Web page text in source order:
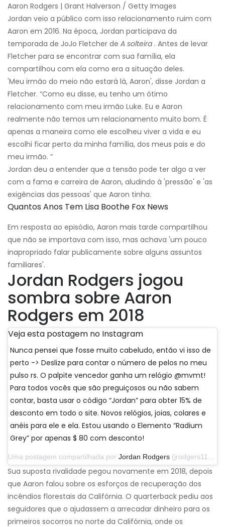
Aaron Rodgers | Grant Halverson / Getty Images
Jordan veio a público com isso relacionamento ruim com
Aaron em 2016. Na época, Jordan participava da
temporada de JoJo Fletcher de A solteira . Antes de levar
Fletcher para se encontrar com sua família, ela
compartilhou com ela como era a situação deles.
'Meu irmão do meio não estará lá, Aaron', disse Jordan a
Fletcher. “Como eu disse, eu tenho um ótimo
relacionamento com meu irmão Luke. Eu e Aaron
realmente não temos um relacionamento muito bom. É
apenas a maneira como ele escolheu viver a vida e eu
escolhi ficar perto da minha família, dos meus pais e do
meu irmão. ”
Jordan deu a entender que a tensão pode ter algo a ver
com a fama e carreira de Aaron, aludindo à 'pressão' e 'as
exigências das pessoas' que Aaron tinha.
Quantos Anos Tem Lisa Boothe Fox News
Em resposta ao episódio, Aaron mais tarde compartilhou
que não se importava com isso, mas achava 'um pouco
inapropriado falar publicamente sobre alguns assuntos
familiares'.
Jordan Rodgers jogou
sombra sobre Aaron
Rodgers em 2018
Veja esta postagem no Instagram
Nunca pensei que fosse muito cabeludo, então vi isso de
perto -> Deslize para contar o número de pelos no meu
pulso rs. O palpite vencedor ganha um relógio @mvmt!
Para todos vocês que são preguiçosos ou não sabem
contar, basta usar o código “Jordan” para obter 15% de
desconto em todo o site. Novos relógios, joias, colares e
anéis para ele e ela. Estou usando o Elemento “Radium
Grey” por apenas $ 80 com desconto!
Uma postagem compartilhada por Jordan Rodgers (jrodgers11) em 29 de setembro de 2019 às 13h07 PDT
Sua suposta rivalidade pegou novamente em 2018, depois
que Aaron falou sobre os esforços de recuperação dos
incêndios florestais da Califórnia. O quarterback pediu aos
seguidores que o ajudassem a arrecadar dinheiro para os
primeiros socorros no norte da Califórnia, onde os